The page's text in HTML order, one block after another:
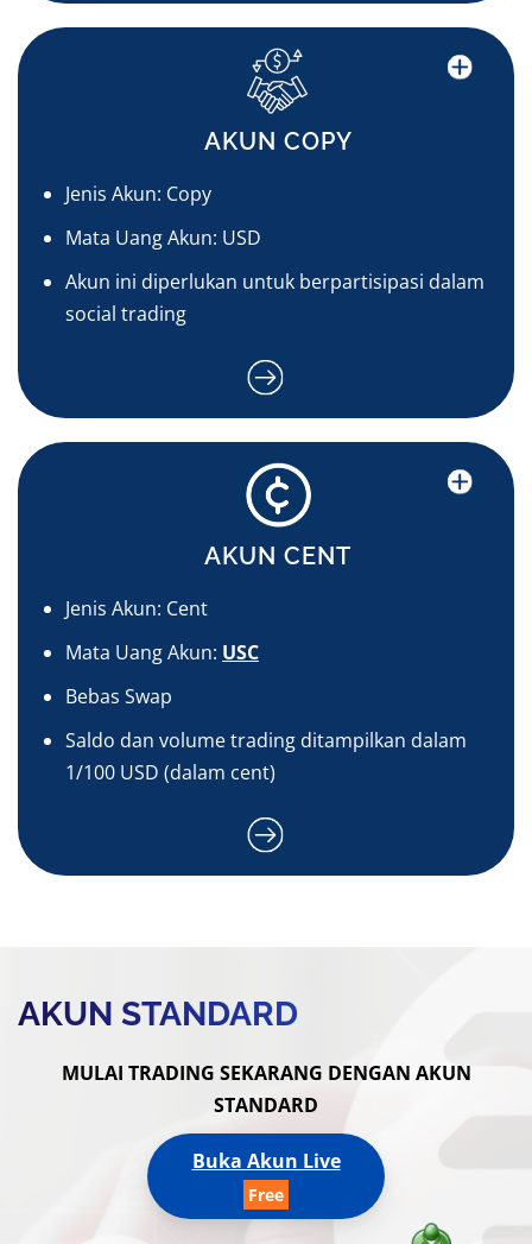
AKUN COPY
Jenis Akun: Copy
Mata Uang Akun: USD
Akun ini diperlukan untuk berpartisipasi dalam
social trading
AKUN CENT
Jenis Akun: Cent
Mata Uang Akun: USC
Bebas Swap
Saldo dan volume trading ditampilkan dalam
1/100 USD (dalam cent)
AKUN STANDARD
MULAI TRADING SEKARANG DENGAN AKUN
STANDARD
Buka Akun Live